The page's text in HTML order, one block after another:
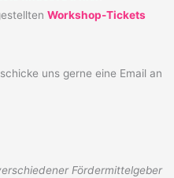
Workshop-Tickets
uns gerne eine Email an
Fördermittelgeber